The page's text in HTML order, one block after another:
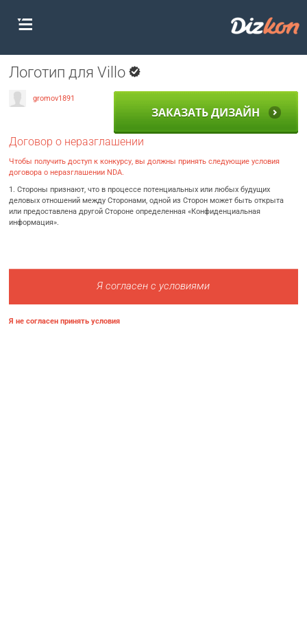
Логотип для Villo
gromov1891
ЗАКАЗАТЬ ДИЗАЙН
Договор о неразглашении
Чтобы получить доступ к конкурсу, вы должны принять следующие условия
договора о неразглашении NDA.
1. Стороны признают, что в процессе потенциальных или любых будущих
деловых отношений между Сторонами, одной из Сторон может быть открыта
или предоставлена другой Стороне определенная «Конфиденциальная
информация».
Я согласен с условиями
Я не согласен принять условия